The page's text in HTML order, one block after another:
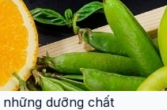
dưỡng chất